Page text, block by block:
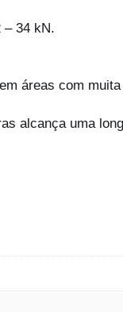
– 34 kN.
áreas com
alcança uma